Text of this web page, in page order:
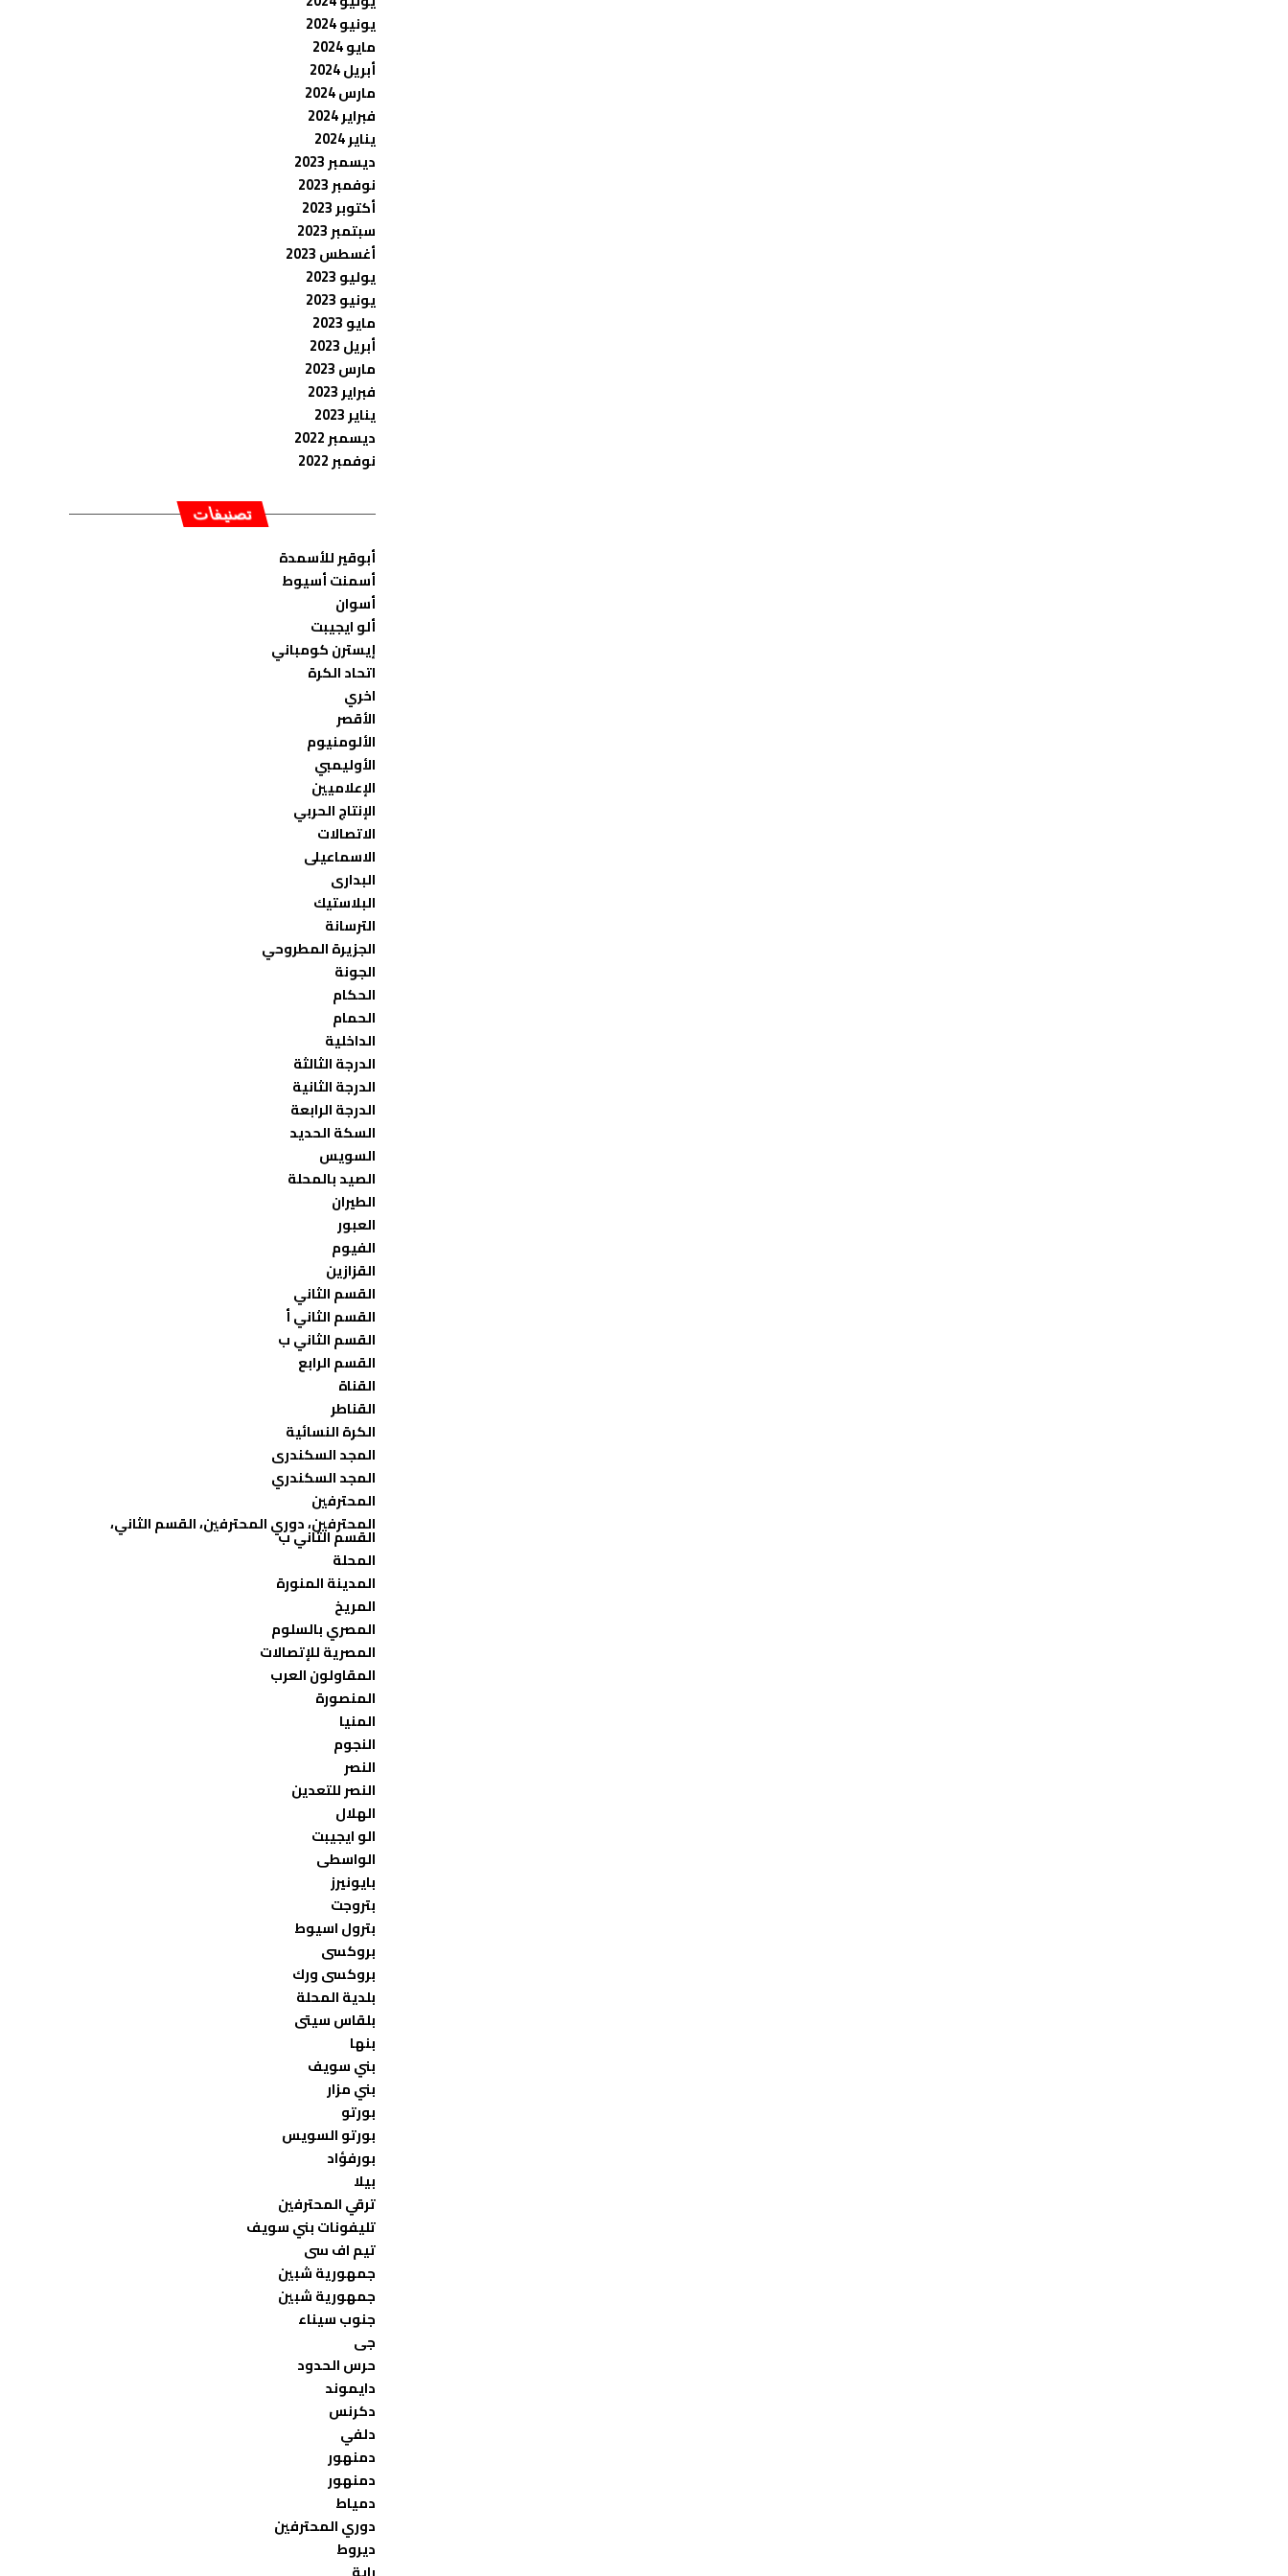
يونيو 2024
مايو 2024
أبريل 2024
مارس 2024
فبراير 2024
يناير 2024
ديسمبر 2023
نوفمبر 2023
أكتوبر 2023
سبتمبر 2023
أغسطس 2023
يوليو 2023
يونيو 2023
مايو 2023
أبريل 2023
مارس 2023
فبراير 2023
يناير 2023
ديسمبر 2022
نوفمبر 2022
تصنيفات
أبوقير للأسمدة
أسمنت أسيوط
أسوان
ألو ايجيبت
إيسترن كومباني
اتحاد الكرة
اخري
الأقصر
الألومنيوم
الأوليمبي
الإعلاميين
الإنتاج الحربي
الاتصالات
الاسماعيلى
البدارى
البلاستيك
الترسانة
الجزيرة المطروحي
الجونة
الحكام
الحمام
الداخلية
الدرجة الثالثة
الدرجة الثانية
الدرجة الرابعة
السكة الحديد
السويس
الصيد بالمحلة
الطيران
العبور
الفيوم
القزازين
القسم الثاني
القسم الثاني أ
القسم الثاني ب
القسم الرابع
القناة
القناطر
الكرة النسائية
المجد السكندرى
المجد السكندري
المحترفين
المحترفين، دوري المحترفين، القسم الثاني،
القسم الثاني ب
المحلة
المدينة المنورة
المريخ
المصري بالسلوم
المصرية للإتصالات
المقاولون العرب
المنصورة
المنيا
النجوم
النصر
النصر للتعدين
الهلال
الو ايجيبت
الواسطى
بايونيرز
بتروجت
بترول اسيوط
بروكسى
بروكسى ورك
بلدية المحلة
بلقاس سيتى
بنها
بني سويف
بني مزار
بورتو
بورتو السويس
بورفؤاد
بيلا
ترقي المحترفين
تليفونات بني سويف
تيم اف سى
جمهورية شبين
جمهورية شبين
جنوب سيناء
جى
حرس الحدود
دايموند
دكرنس
دلفي
دمنهور
دمنهور
دمياط
دوري المحترفين
ديروط